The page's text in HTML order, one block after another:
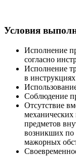
Условия
Исполнение
согласно
Исполнение
в
Соблюдение
Отсутствие
предметов
возникших по
мажорных